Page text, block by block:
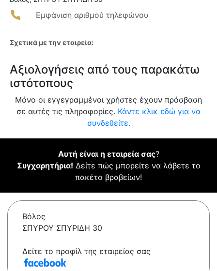
Εμφάνιση αριθμού τηλεφώνου
Σχετικά με την εταιρεία:
Αξιολογήσεις από τους παρακάτω
ιστότοπους
Μόνο οι εγγεγραμμένοι χρήστες έχουν πρόσβαση
σε αυτές τις πληροφορίες. Κάντε κλικ εδώ για να
συνδεθείτε.
Αυτή είναι η εταιρεία σας?
Συγχαρητήρια! Δείτε πώς μπορείτε να λάβετε το
πακέτο βραβείων!
Βόλος
ΣΠΥΡΟΥ ΣΠΥΡΙΔΗ 30
Δείτε το προφίλ της εταιρείας σας